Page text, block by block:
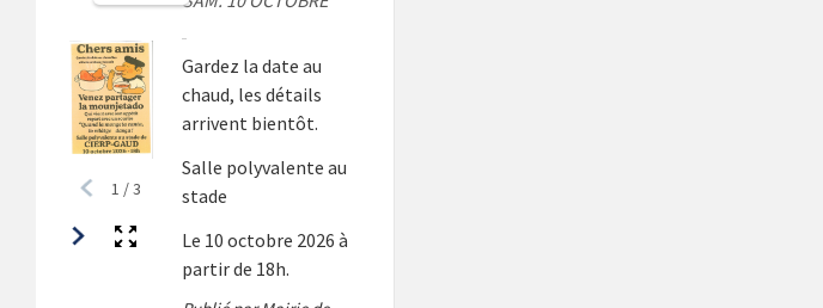
1 /3
Gardez la date au
chaud, les détails
arrivent bientôt.
Salle polyvalente au
stade
Le 10 octobre 2026 à
partir de 18h.